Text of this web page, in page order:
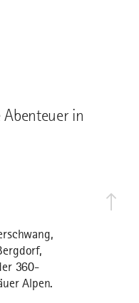
in
360-
Alpen.